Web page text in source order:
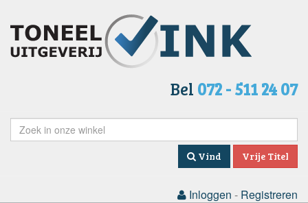
Bel 072 - 511 24 07
Vind Vrije Titel
Inloggen - Registreren